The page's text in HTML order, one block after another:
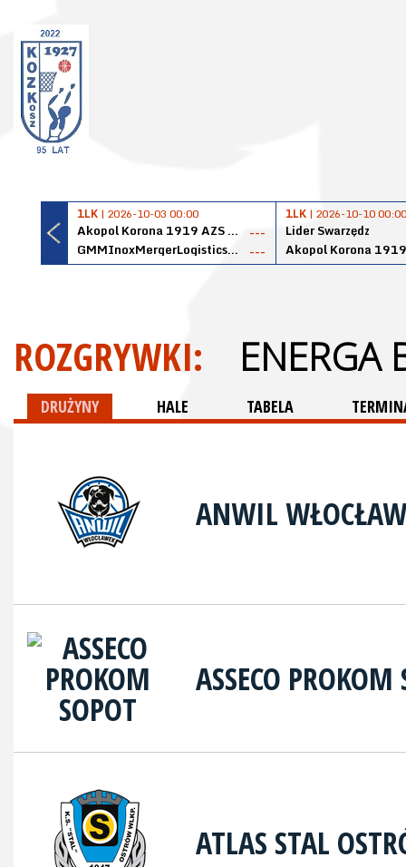
1LK | 2026-10-03 00:00
Akopol Korona 1919 AZS PK Kraków
---
GMMInoxMergerLogisticsPanteryŁańcut
---
1LK | 2026-10-10 00:00
Lider Swarzędz
ROZGRYWKI: ENERGA
DRUŻYNY HALE TABELA
ANWIL
ASSECO PROKOM
ATLAS STAL